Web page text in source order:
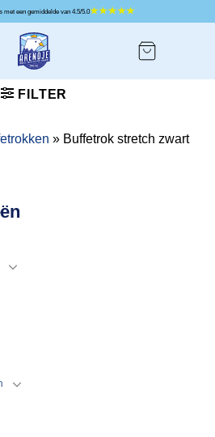
waarderen ons met een gemiddelde van 4.5/5.0
FILTER
» Buffetrok stretch zwart